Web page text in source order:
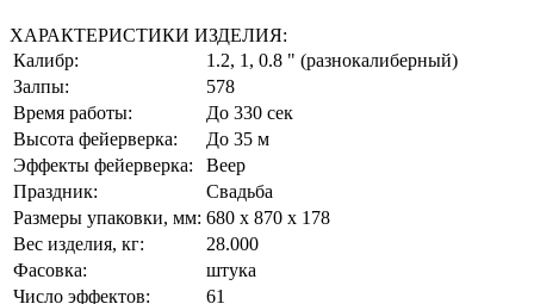
ХАРАКТЕРИСТИКИ ИЗДЕЛИЯ:
Калибр:
1.2, 1, 0.8 " (разнокалиберный)
Залпы:
578
Время работы:
До 330 сек
Высота фейерверка:
До 35 м
Эффекты фейерверка:
Веер
Праздник:
Свадьба
Размеры упаковки, мм: 680 х 870 х 178
Вес изделия, кг:
28.000
Фасовка:
штука
Число эффектов:
61